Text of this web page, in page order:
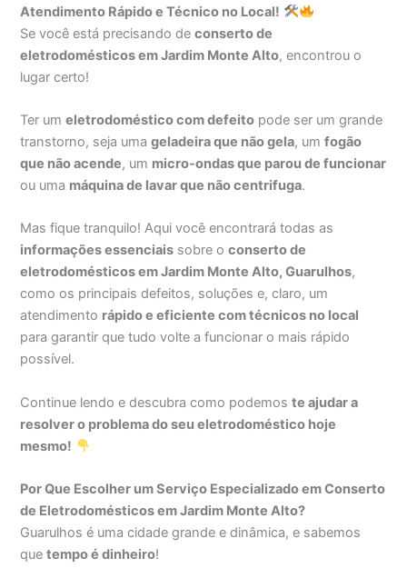
Atendimento Rápido e Técnico no Local!
Se você está precisando deconserto de
eletrodomésticos em Jardim Monte Alto, encontrou o
lugar certo!
Ter umeletrodoméstico com defeito pode ser um grande
transtorno, seja umageladeira que não gela, umfogão
que não acende, um micro-ondas que parou de funcionar
ou uma máquina de lavar que não centrifuga.
Mas fique tranquilo! Aqui você encontrará todas as
informações essenciais sobre oconserto de
eletrodomésticos em Jardim Monte Alto, Guarulhos,
como os principais defeitos, soluções e, claro, um
atendimento rápido e eficiente com técnicos no local
para garantir que tudo volte a funcionar o mais rápido
possível.
Continue lendo e descubra como podemoste ajudar a
resolver o problema do seu eletrodoméstico hoje
mesmo!
Por Que Escolher um Serviço Especializado em Conserto
de Eletrodomésticos em Jardim Monte Alto?
Guarulhos é uma cidade grande e dinâmica, e sabemos
quetempo é dinheiro!